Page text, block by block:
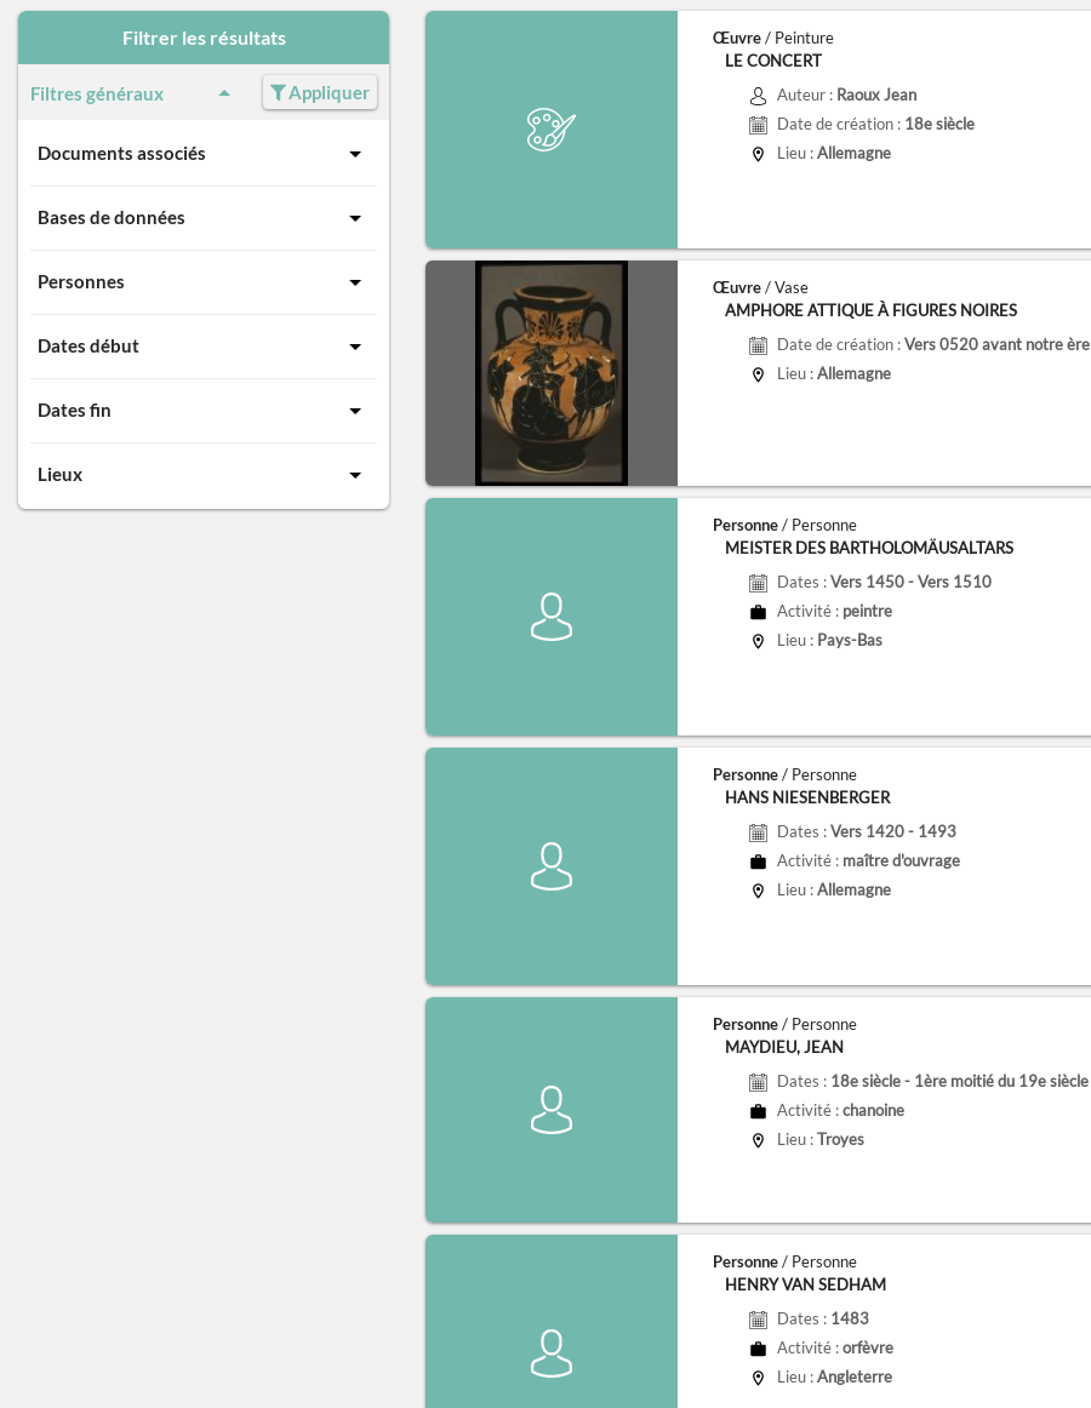
Filtrer les résultats
Filtres généraux Appliquer
Documents associés
Bases de données
Personnes
Dates début
Dates fin
Lieux
Œuvre/ Peinture
LE CONCERT
Auteur : Raoux Jean
Date de création : 18e siècle
Lieu :Allemagne
Œuvre/ Vase
AMPHORE ATTIQUE À FIGURES NOIRES
Date de création :Vers 0520 avant notre ère
Lieu :Allemagne
Personne/ Personne
MEISTER DES BARTHOLOMÄUSALTARS
Dates :Vers 1450 - Vers 1510
Activité : peintre
Lieu : Pays-Bas
Personne/ Personne
HANS NIESENBERGER
Dates :Vers 1420 - 1493
Activité : maître d'ouvrage
Lieu :Allemagne
Personne/ Personne
MAYDIEU, JEAN
Dates : 18e siècle - 1ère moitié du 19e siècle
Activité :chanoine
Lieu :Troyes
Personne/ Personne
HENRY VAN SEDHAM
Dates : 1483
Activité :orfèvre
Lieu :Angleterre